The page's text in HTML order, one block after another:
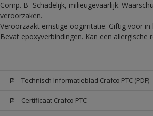
Comp. B- Schadelijk, milieugevaarlijk.
veroorzaken.
Veroorzaakt ernstige oogirritatie. Giftig voor
Bevat epoxyverbindingen. Kan een allergische
Technisch Informatieblad Crafco PTC (PDF)
Certificaat Crafco PTC